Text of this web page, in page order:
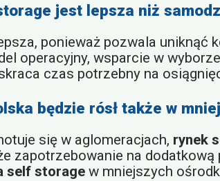
jest lepsza niż
ponieważ pozwala uniknąć
operacyjny, wsparcie w
czas potrzebny na
będzie rósł także w
się w aglomeracjach, rynek
zapotrzebowanie na
self storage w mniejszych